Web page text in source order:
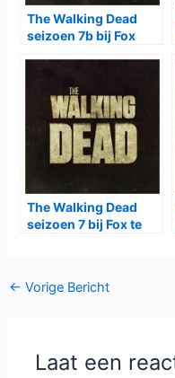
The Walking Dead
seizoen 7b bij Fox
The Walking Dead
seizoen 7 bij Fox te
Bericht
← Vorige Bericht
Laat een